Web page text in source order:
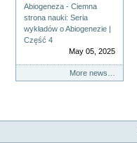
Abiogeneza - Ciemna
strona nauki: Seria
wykładów o Abiogenezie |
Część 4
May 05, 2025
More news…